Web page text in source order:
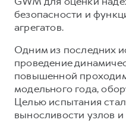
HAVAL Лизинг
АКСЕССУАРЫ
Автомобильные
Коллекция PRO
Коллекция Базовая
АКСЕССУАРЫ
Коллекция PRO
Коллекция Базовая
Коллекция Детская
безопасности и
агрегатов.
Одним из последних
проведение
повышенной
модельного года,
Целью испытания
выносливости узлов и